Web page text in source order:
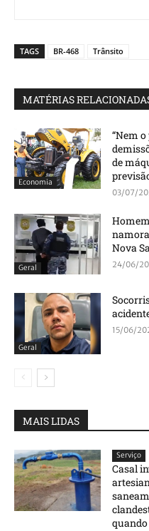
TAGS BR-468 Trânsito
MATÉRIAS
Economia
“Nem
de
03/07/
Geral
Nova
24/06/
Geral
15/06/
MAIS LIDAS
Serviço
Casal
quando